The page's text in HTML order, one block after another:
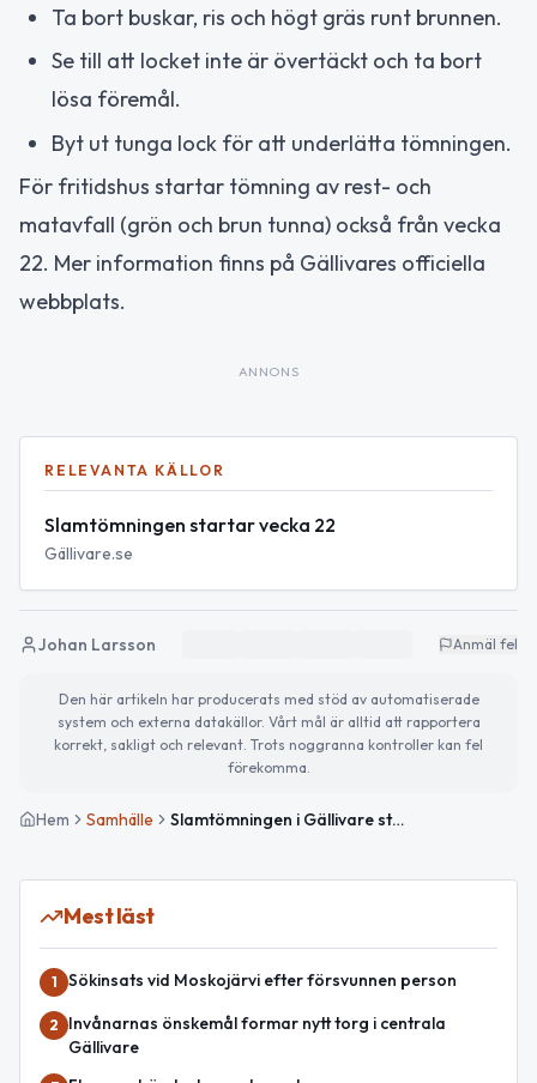
Ta bort buskar, ris och högt gräs runt brunnen.
Se till att locket inte är övertäckt och ta bort
lösa föremål.
Byt ut tunga lock för att underlätta tömningen.
För fritidshus startar tömning av rest- och
matavfall (grön och brun tunna) också från vecka
22. Mer information finns på Gällivares officiella
webbplats.
ANNONS
RELEVANTA KÄLLOR
Slamtömningen startar vecka 22
Gällivare.se
Johan Larsson Anmäl fel
Den här artikeln har producerats med stöd av automatiserade
system och externa datakällor. Vårt mål är alltid att rapportera
korrekt, sakligt och relevant. Trots noggranna kontroller kan fel
förekomma.
Hem Samhälle Slamtömningen i Gällivare startar vecka 22 – viktiga förberedelser
Mest läst
1 Sökinsats vid Moskojärvi efter försvunnen person
2
Invånarnas önskemål formar nytt torg i centrala
Gällivare